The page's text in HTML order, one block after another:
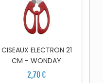
CISEAUX ELECTRON 21
CM - WONDAY
2,70 €